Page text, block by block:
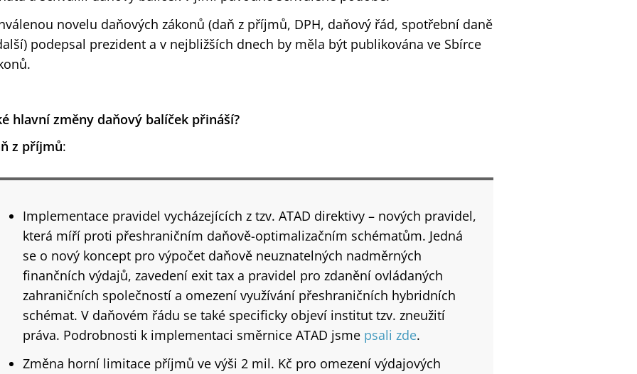
novelu daňových zákonů (daň z příjmů, DPH, daňový řád, spotřební daně
podepsal prezident a v nejbližších dnech by měla být publikována ve Sbírce
hlavní změny daňový balíček přináší?
z příjmů:
Implementace pravidel vycházejících z tzv. ATAD direktivy – nových pravidel,
která míří proti přeshraničním daňově-optimalizačním schématům. Jedná
se o nový koncept pro výpočet daňově neuznatelných nadměrných
finančních výdajů, zavedení exit tax a pravidel pro zdanění ovládaných
zahraničních společností a omezení využívání přeshraničních hybridních
schémat. V daňovém řádu se také specificky objeví institut tzv. zneužití
práva. Podrobnosti k implementaci směrnice ATAD jsme psali zde.
Změna horní limitace příjmů ve výši 2 mil. Kč pro omezení výdajových